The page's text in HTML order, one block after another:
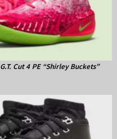
Cut 4 PE “Shirley Buckets”